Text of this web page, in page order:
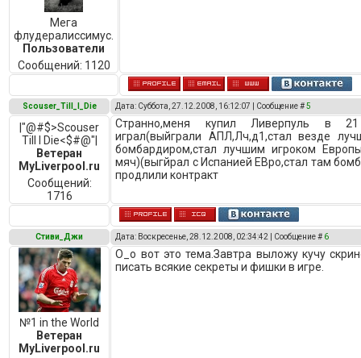
Мега
флудералиссимус.
Пользователи
Сообщений: 1120
Scouser_Till_I_Die Дата: Суббота, 27.12.2008, 16:12:07 | Сообщение #5
|"@#$>Scouser
Till I Die<$#@"|
Ветеран
MyLiverpool.ru
Сообщений:
1716
Странно,меня купил Ливерпуль в
играл(выйграли АПЛ,Лч,д1,стал везде
бомбардиром,стал лучшим игроком
мяч)(выгйрал с Испанией ЕВро,стал там
продлили контракт
Стиви_Джи Дата: Воскресенье, 28.12.2008, 02:34:42 | Сообщение # 6
№1 in the World
Ветеран
MyLiverpool.ru
О_о вот это тема.Завтра выложу кучу
писать всякие секреты и фишки в игре.